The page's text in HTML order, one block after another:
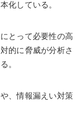
化している。
とって必要性の高
的に脅威が分析さ
。
、情報漏えい対策